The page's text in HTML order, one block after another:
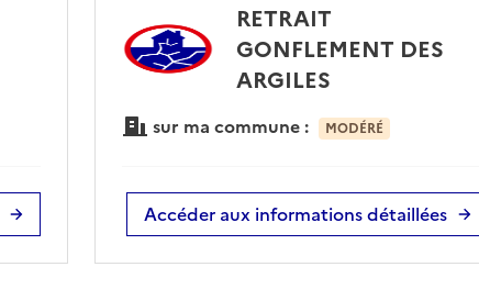
RETRAIT
GONFLEMENT DES
ARGILES
sur ma commune : MODÉRÉ
Accéder aux informations détaillées